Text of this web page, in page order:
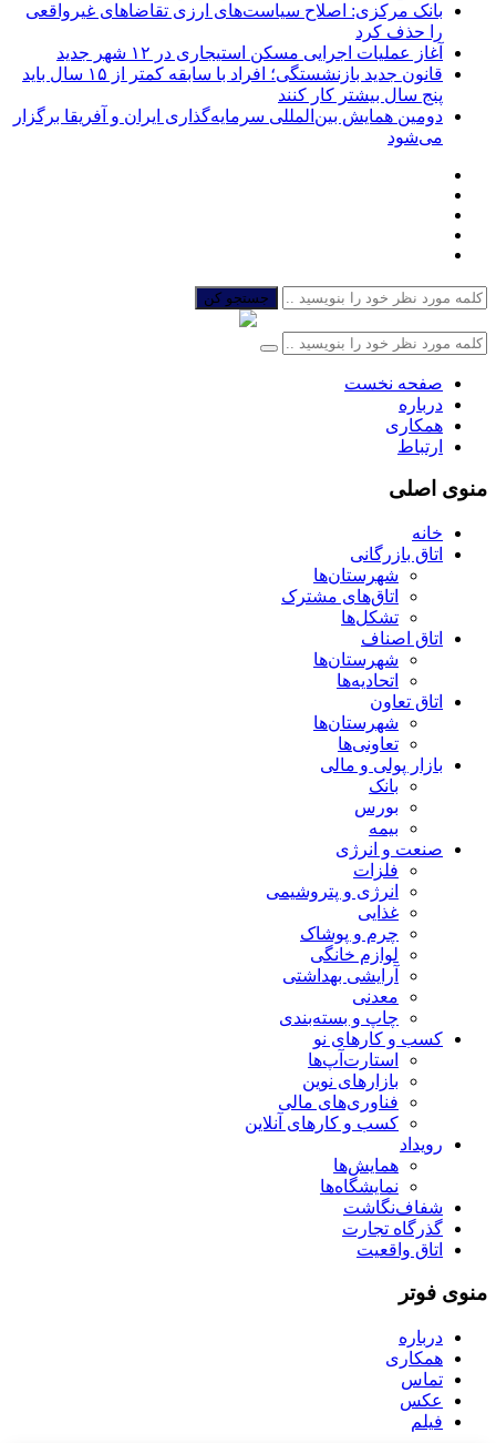
بانک مرکزی: اصلاح سیاست‌های ارزی تقاضاهای غیرواقعی
را حذف کرد
آغاز عملیات اجرایی مسکن استیجاری در ۱۲ شهر جدید
قانون جدید بازنشستگی؛ افراد با سابقه کمتر از ۱۵ سال باید
پنج سال بیشتر کار کنند
دومین همایش بین‌المللی سرمایه‌گذاری ایران و آفریقا برگزار
می‌شود
جستجو کن
صفحه نخست
درباره
همکاری
ارتباط
منوی اصلی
خانه
اتاق بازرگانی
شهرستان‌ها
اتاق‌های مشترک
تشکل‌ها
اتاق اصناف
شهرستان‌ها
اتحادیه‌ها
اتاق تعاون
شهرستان‌ها
تعاونی‌ها
بازار پولی و مالی
بانک
بورس
بیمه
صنعت و انرژی
فلزات
انرژی و پتروشیمی
غذایی
چرم و پوشاک
لوازم خانگی
آرایشی بهداشتی
معدنی
چاپ و بسته‌بندی
کسب و کارهای نو
استارت‌آپ‌ها
بازارهای نوین
فناوری‌های مالی
کسب و کارهای آنلاین
رویداد
همایش‌ها
نمایشگاه‌ها
شفاف‌نگاشت
گذرگاه تجارت
اتاق واقعیت
منوی فوتر
درباره
همکاری
تماس
عکس
فیلم